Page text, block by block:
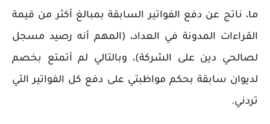
ما، ناتج عن دفع الفواتير السابقة بمبالغ أكثر من قيمة
القراءات المدونة في العداد، (المهم أنه رصيد مسجل
لصالحي دين على الشركة)، وبالتالي لم أتمتع بخصم
لديوان سابقة بحكم مواظبتي على دفع كل الفواتير التي
تردني.